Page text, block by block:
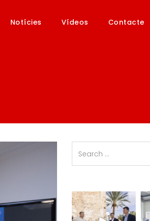
Notícies Vídeos Contacte
LA FIRA DE